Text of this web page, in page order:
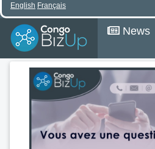
English Français
News